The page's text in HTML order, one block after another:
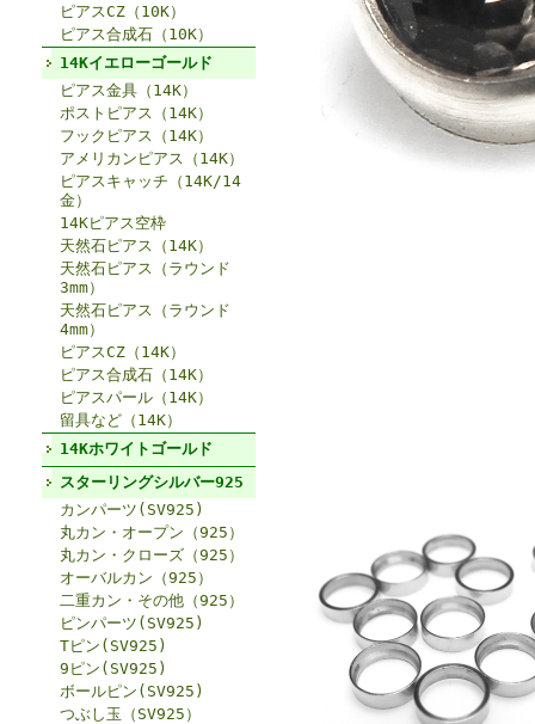
ピアスCZ（10K）
ピアス合成石（10K）
14Kイエローゴールド
ピアス金具（14K）
ポストピアス（14K）
フックピアス（14K）
アメリカンピアス（14K）
ピアスキャッチ（14K/14
金）
14Kピアス空枠
天然石ピアス（14K）
天然石ピアス（ラウンド
3mm）
天然石ピアス（ラウンド
4mm）
ピアスCZ（14K）
ピアス合成石（14K）
ピアスパール（14K）
留具など（14K）
14Kホワイトゴールド
スターリングシルバー925
カンパーツ(SV925)
丸カン・オープン（925）
丸カン・クローズ（925）
オーバルカン（925）
二重カン・その他（925）
ピンパーツ(SV925)
Tピン(SV925)
9ピン(SV925)
ボールピン(SV925)
つぶし玉（SV925）